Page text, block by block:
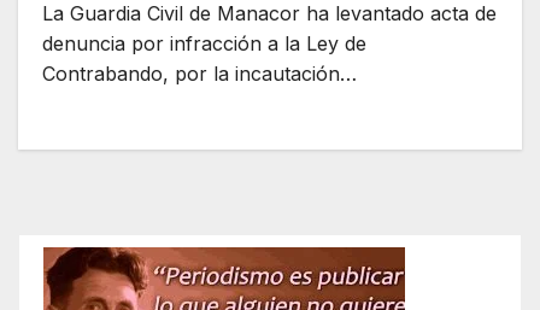
La Guardia Civil de Manacor ha levantado acta de
denuncia por infracción a la Ley de
Contrabando, por la incautación…